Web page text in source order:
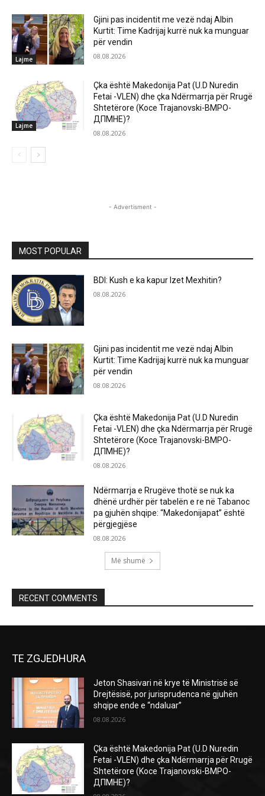
Lajme
Gjini pas incidentit me vezë ndaj Albin
Kurtit: Time Kadrijaj kurrë nuk ka munguar
për vendin
08.08.2026
Lajme
Çka është Makedonija Pat (U.D Nuredin
Fetai -VLEN) dhe çka Ndërmarrja për Rrugë
Shtetërore (Koce Trajanovski-ВМРО-
ДПМНЕ)?
08.08.2026
- Advertisment -
MOST POPULAR
BDI: Kush e ka kapur Izet Mexhitin?
08.08.2026
Gjini pas incidentit me vezë ndaj Albin
Kurtit: Time Kadrijaj kurrë nuk ka munguar
për vendin
08.08.2026
Çka është Makedonija Pat (U.D Nuredin
Fetai -VLEN) dhe çka Ndërmarrja për Rrugë
Shtetërore (Koce Trajanovski-ВМРО-
ДПМНЕ)?
08.08.2026
Ndërmarrja e Rrugëve thotë se nuk ka
dhënë urdhër për tabelën e re në Tabanoc
pa gjuhën shqipe: “Makedonijapat” është
përgjegjëse
08.08.2026
Më shumë
RECENT COMMENTS
TE ZGJEDHURA
Jeton Shasivari në krye të Ministrisë së
Drejtësisë, por jurisprudenca në gjuhën
shqipe ende e “ndaluar”
08.08.2026
Çka është Makedonija Pat (U.D Nuredin
Fetai -VLEN) dhe çka Ndërmarrja për Rrugë
Shtetërore (Koce Trajanovski-ВМРО-
ДПМНЕ)?